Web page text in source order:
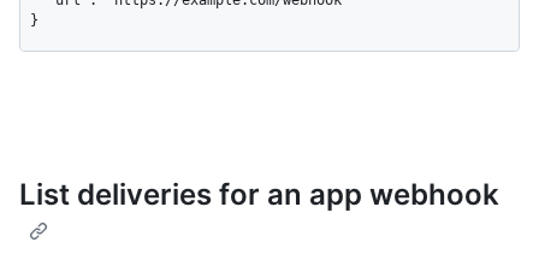
}
List deliveries for an app webhook